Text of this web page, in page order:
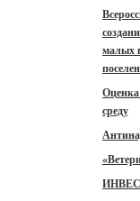
малых
среду